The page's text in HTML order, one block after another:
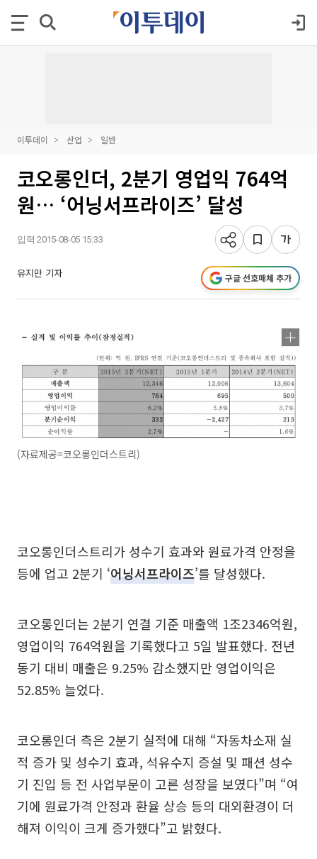
이투데이 산업 일반
코오롱인더, 2분기 영업익 764억
원… ‘어닝서프라이즈’ 달성
입력 2015-08-05 15:33
유지만 기자 구글 선호매체 추가
(자료제공=코오롱인더스트리)
코오롱인더스트리가 성수기 효과와 원료가격 안정을
등에 업고 2분기 ‘어닝서프라이즈’를 달성했다.
코오롱인더는 2분기 연결 기준 매출액 1조2346억원,
영업이익 764억원을 기록했다고 5일 발표했다. 전년
동기 대비 매출은 9.25% 감소했지만 영업이익은
52.85% 늘었다.
코오롱인더 측은 2분기 실적에 대해 “자동차소재 실
적 증가 및 성수기 효과, 석유수지 증설 및 패션 성수
기 진입 등 전 사업부문이 고른 성장을 보였다”며 “여
기에 원료가격 안정과 환율 상승 등의 대외환경이 더
해져 이익이 크게 증가했다”고 밝혔다.